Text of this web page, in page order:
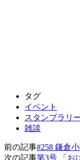
タグ
イベント
スタンプラリ
雑談
前の記事#258 鎌倉
次の記事第3号 「お